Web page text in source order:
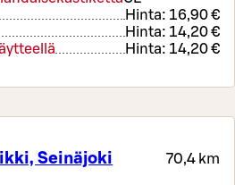
Hinta: 16,90 €
Hinta: 14,20 €
Hinta: 14,20 €
Seinäjoki 70,4 km